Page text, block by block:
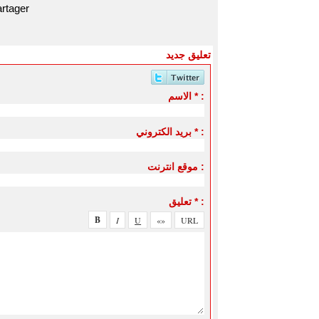
تعليق جديد
الاسم * :
بريد الكتروني * :
موقع انترنت :
تعليق * :